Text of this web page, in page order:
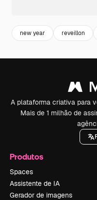
new year reveillon
A plataforma criativa para
Mais de 1 milhão de
Produtos
Spaces
Assistente de IA
Gerador de imagens